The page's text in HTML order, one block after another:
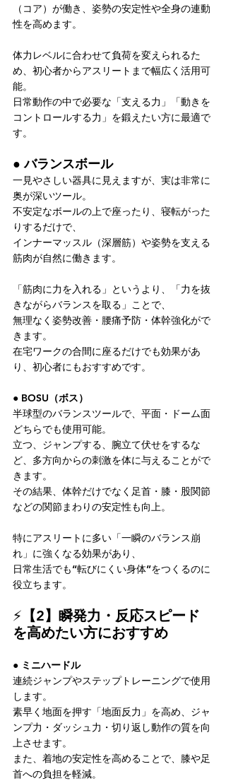
（コア）が働き、姿勢の安定性や全身の連動
性を高めます。
体力レベルに合わせて負荷を変えられるた
め、初心者からアスリートまで幅広く活用可
能。
日常動作の中で必要な「支える力」「動きを
コントロールする力」を鍛えたい方に最適で
す。
● バランスボール
一見やさしい器具に見えますが、実は非常に
奥が深いツール。
不安定なボールの上で座ったり、寝転がった
りするだけで、
インナーマッスル（深層筋）や姿勢を支える
筋肉が自然に働きます。
「筋肉に力を入れる」というより、「力を抜
きながらバランスを取る」ことで、
無理なく姿勢改善・腰痛予防・体幹強化がで
きます。
在宅ワークの合間に座るだけでも効果があ
り、初心者にもおすすめです。
● BOSU（ボス）
半球型のバランスツールで、平面・ドーム面
どちらでも使用可能。
立つ、ジャンプする、腕立て伏せをするな
ど、多方向からの刺激を体に与えることがで
きます。
その結果、体幹だけでなく足首・膝・股関節
などの関節まわりの安定性も向上。
特にアスリートに多い「一瞬のバランス崩
れ」に強くなる効果があり、
日常生活でも“転びにくい身体”をつくるのに
役立ちます。
⚡ 【2】瞬発力・反応スピード
を高めたい方におすすめ
● ミニハードル
連続ジャンプやステップトレーニングで使用
します。
素早く地面を押す「地面反力」を高め、ジャ
ンプ力・ダッシュ力・切り返し動作の質を向
上させます。
また、着地の安定性を高めることで、膝や足
首への負担を軽減。